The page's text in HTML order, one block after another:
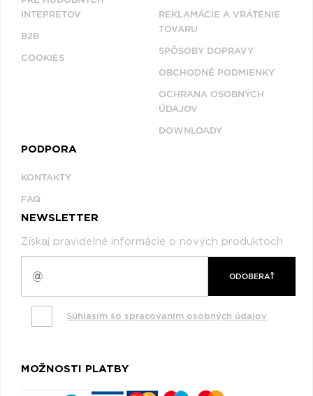
INTEPRETOV
B2B
COOKIES
REKLAMÁCIE A VRÁTENIE
TOVARU
SPÔSOBY DOPRAVY
OBCHODNÉ PODMIENKY
OCHRANA OSOBNÝCH
ÚDAJOV
DOWNLOADY
PODPORA
KONTAKTY
FAQ
NEWSLETTER
Získaj pravidelné informácie o nových produktoch
ODOBERAŤ
Súhlasím so spracovaním osobných údajov
MOŽNOSTI PLATBY